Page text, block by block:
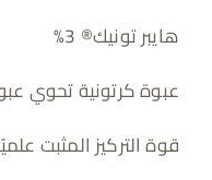
هايبر تونيك®️ 3%
عبوة كرتونية تحوي عبوة
قوة التركيز المثبت